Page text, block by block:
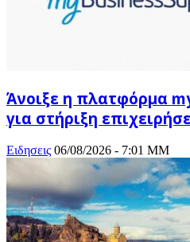
Άνοιξε η πλατφόρμα
για στήριξη
Ειδησεις 06/08/2026 - 7:01 ΜΜ